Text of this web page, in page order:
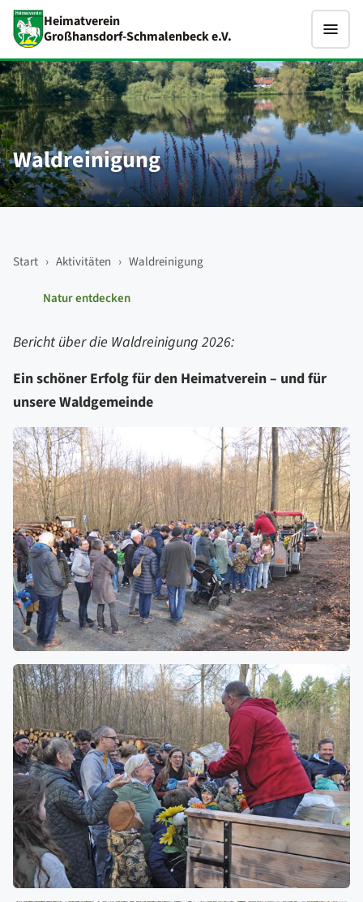
Heimatverein
Großhansdorf-Schmalenbeck e.V.
Waldreinigung
Start › Aktivitäten › Waldreinigung
Natur entdecken
Bericht über die Waldreinigung 2026:
Ein schöner Erfolg für den Heimatverein – und für
unsere Waldgemeinde